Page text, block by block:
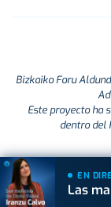
Bizkaiko Foru
Este proyecto ha
dentro del
EN
Las